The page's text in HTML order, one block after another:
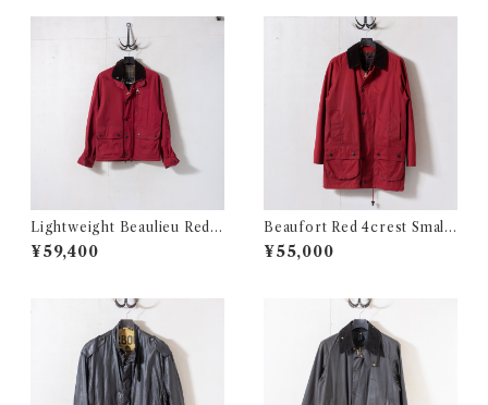
Lightweight Beaulieu Red S
mall @2000s e2884c
¥59,400
Beaufort Red 4crest Small
@2000s e2751c
¥55,000